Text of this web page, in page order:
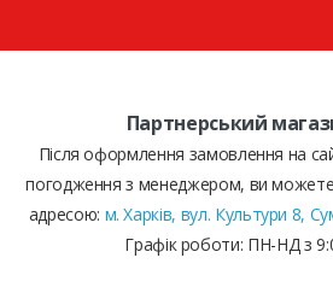
Партнерський
Після оформлення замовлення на
погодження з менеджером, ви можете
адресою: м. Харків, вул. Культури 8,
Графік роботи: ПН-НД з